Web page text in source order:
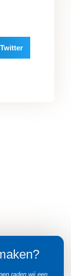
Twitter
raden wij een